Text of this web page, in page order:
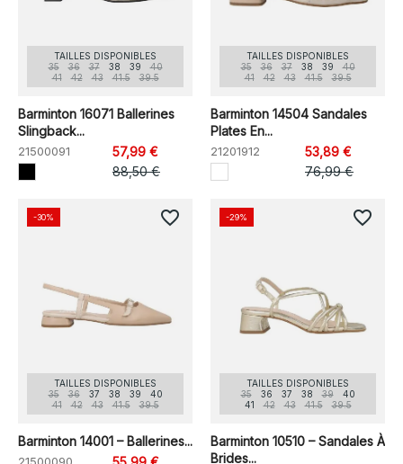
TAILLES DISPONIBLES
35
36 37 38 39
40
41
42 43 41.5 39.5
Barminton 16071 Ballerines
Slingback...
21500091
57,99 €
88,50 €
TAILLES DISPONIBLES
35
36 37 38 39
40
41
42 43 41.5 39.5
Barminton 14504 Sandales
Plates En...
21201912
53,89 €
76,99 €
TAILLES DISPONIBLES
35
36 37 38 39
40
41
42 43 41.5 39.5
Barminton 14001 – Ballerines...
-30% favorite_border
TAILLES DISPONIBLES
35
36 37 38 39
40
41
42 43 41.5 39.5
Barminton 10510 – Sandales À
Brides...
-29% favorite_border